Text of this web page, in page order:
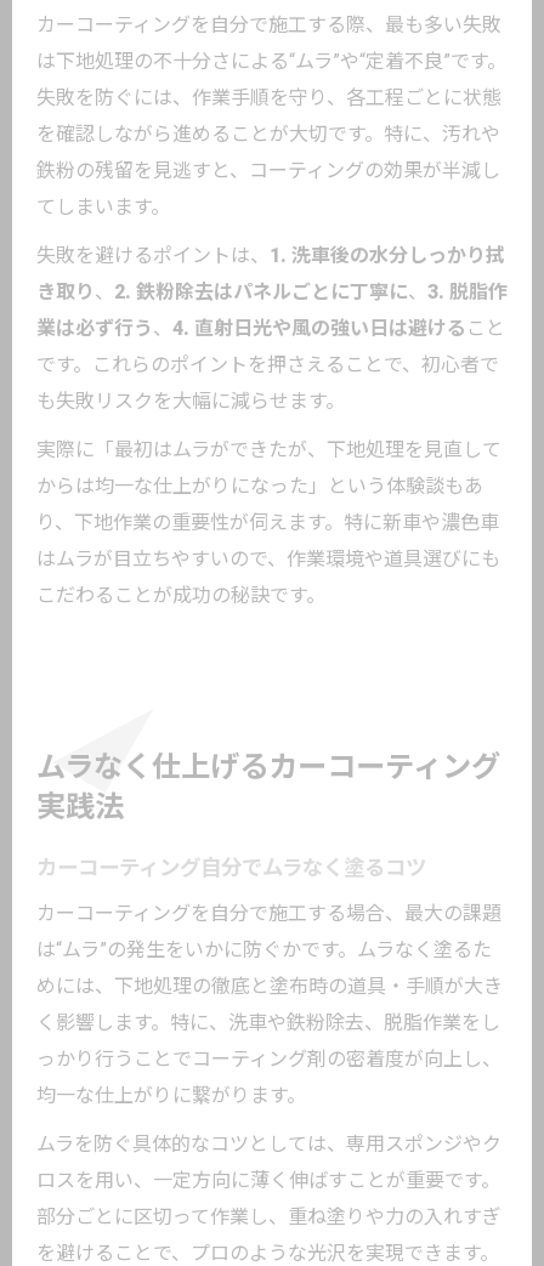
カーコーティングを自分で施工する際、最も多い失敗
は下地処理の不十分さによる“ムラ”や“定着不良”です。
失敗を防ぐには、作業手順を守り、各工程ごとに状態
を確認しながら進めることが大切です。特に、汚れや
鉄粉の残留を見逃すと、コーティングの効果が半減し
てしまいます。
失敗を避けるポイントは、 1. 洗車後の水分しっかり拭
き取り 、 2. 鉄粉除去はパネルごとに丁寧に、 3. 脱脂作
業は必ず行う 、 4. 直射日光や風の強い日は避ける こと
です。これらのポイントを押さえることで、初心者で
も失敗リスクを大幅に減らせます。
実際に「最初はムラができたが、下地処理を見直して
からは均一な仕上がりになった」という体験談もあ
り、下地作業の重要性が伺えます。特に新車や濃色車
はムラが目立ちやすいので、作業環境や道具選びにも
こだわることが成功の秘訣です。
ムラなく仕上げるカーコーティング
実践法
カーコーティング自分でムラなく塗るコツ
カーコーティングを自分で施工する場合、最大の課題
は“ムラ”の発生をいかに防ぐかです。ムラなく塗るた
めには、下地処理の徹底と塗布時の道具・手順が大き
く影響します。特に、洗車や鉄粉除去、脱脂作業をし
っかり行うことでコーティング剤の密着度が向上し、
均一な仕上がりに繋がります。
ムラを防ぐ具体的なコツとしては、専用スポンジやク
ロスを用い、一定方向に薄く伸ばすことが重要です。
部分ごとに区切って作業し、重ね塗りや力の入れすぎ
を避けることで、プロのような光沢を実現できます。